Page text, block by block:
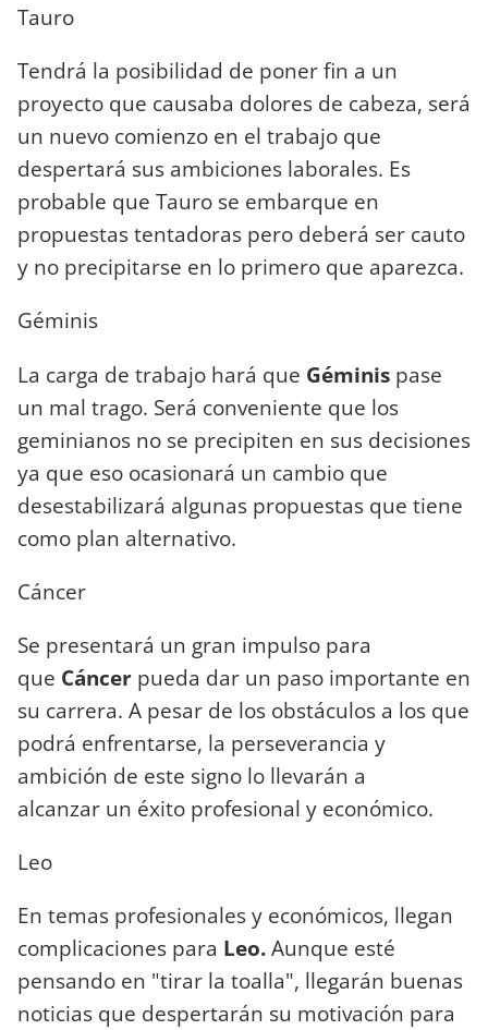
Tauro
Tendrá la posibilidad de poner fin a un
proyecto que causaba dolores de cabeza, será
un nuevo comienzo en el trabajo que
despertará sus ambiciones laborales. Es
probable que Tauro se embarque en
propuestas tentadoras pero deberá ser cauto
y no precipitarse en lo primero que aparezca.
Géminis
La carga de trabajo hará que Géminis pase
un mal trago. Será conveniente que los
geminianos no se precipiten en sus decisiones
ya que eso ocasionará un cambio que
desestabilizará algunas propuestas que tiene
como plan alternativo.
Cáncer
Se presentará un gran impulso para
que Cáncer pueda dar un paso importante en
su carrera. A pesar de los obstáculos a los que
podrá enfrentarse, la perseverancia y
ambición de este signo lo llevarán a
alcanzar un éxito profesional y económico.
Leo
En temas profesionales y económicos, llegan
complicaciones para Leo.Aunque esté
pensando en "tirar la toalla", llegarán buenas
noticias que despertarán su motivación para